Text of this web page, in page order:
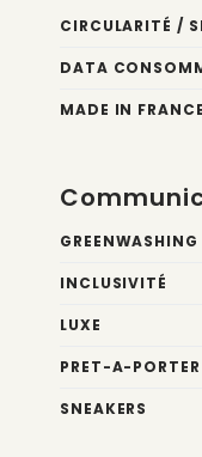
CIRCULARITÉ /
DATA
MADE IN FRANCE
GREENWASHING
INCLUSIVITÉ
LUXE
PRET-A-PORTER
SNEAKERS